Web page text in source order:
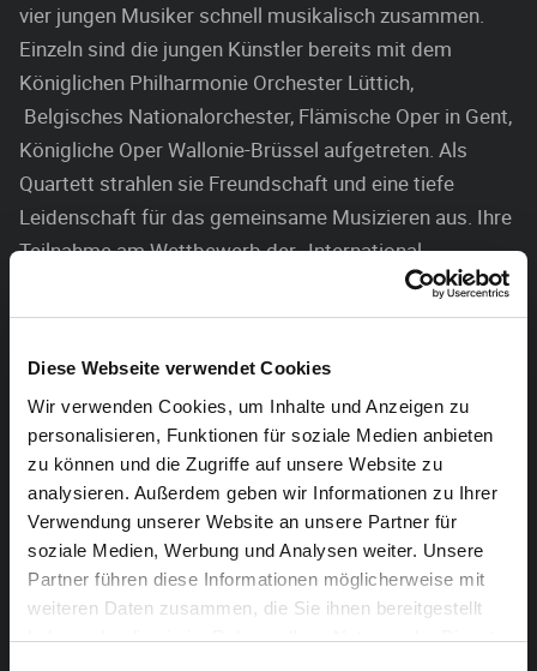
Diese Webseite verwendet Cookies
Wir verwenden Cookies, um Inhalte und Anzeigen zu
personalisieren, Funktionen für soziale Medien anbieten
zu können und die Zugriffe auf unsere Website zu
analysieren. Außerdem geben wir Informationen zu Ihrer
Verwendung unserer Website an unsere Partner für
soziale Medien, Werbung und Analysen weiter. Unsere
Partner führen diese Informationen möglicherweise mit
weiteren Daten zusammen, die Sie ihnen bereitgestellt
haben oder die sie im Rahmen Ihrer Nutzung der Dienste
vier jungen Musiker schnell musikalisch zusammen.
Einzeln sind die jungen Künstler bereits mit dem
Königlichen Philharmonie Orchester Lüttich,
Belgisches Nationalorchester, Flämische Oper in Gent,
Königliche Oper Wallonie-Brüssel aufgetreten. Als
Quartett strahlen sie Freundschaft und eine tiefe
Leidenschaft für das gemeinsame Musizieren aus. Ihre
Teilnahme am Wettbewerb der „International
Trombone Association“ hat ihre musikalische
Entwicklung weiter vorangetrieben. Freuen sie sich auf
Besetzung:Wim Matheeuwese, Daniel Foeteler, Romain
Garitte, Thomas Corman – Posaune
Programm:
Slide o’ mix Steven Verhelst
Finlandia Jean Sibelius –Arr. : Mark McDunn